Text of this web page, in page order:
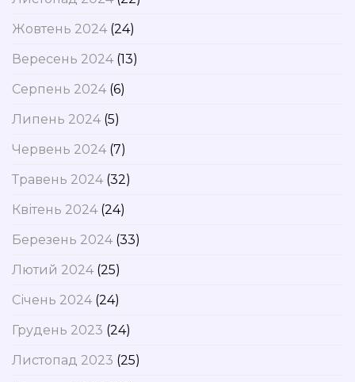
Жовтень 2024(24)
Вересень 2024(13)
Серпень 2024(6)
Липень 2024(5)
Червень 2024(7)
Травень 2024(32)
Квітень 2024(24)
Березень 2024(33)
Лютий 2024(25)
Січень 2024(24)
Грудень 2023 (24)
Листопад 2023 (25)